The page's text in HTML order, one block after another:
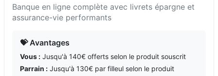
Banque en ligne complète avec livrets épargne et
assurance-vie performants
💝 Avantages
Vous : Jusqu'à 140€ offerts selon le produit souscrit
Parrain : Jusqu'à 130€ par filleul selon le produit